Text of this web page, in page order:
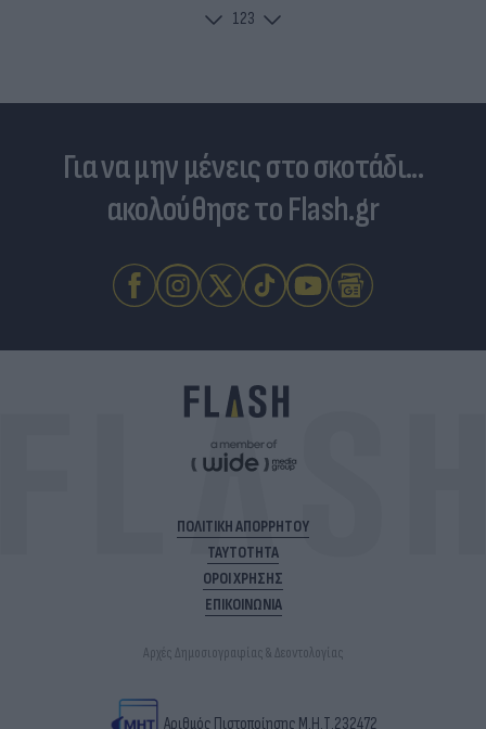
123
Για να μην μένεις στο σκοτάδι...
ακολούθησε το Flash.gr
ΠΟΛΙΤΙΚΗ ΑΠΟΡΡΗΤΟΥ
ΤΑΥΤΟΤΗΤΑ
ΟΡΟΙ ΧΡΗΣΗΣ
ΕΠΙΚΟΙΝΩΝΙΑ
Αρχές Δημοσιογραφίας & Δεοντολογίας
Αριθμός Πιστοποίησης Μ.Η.Τ.232472